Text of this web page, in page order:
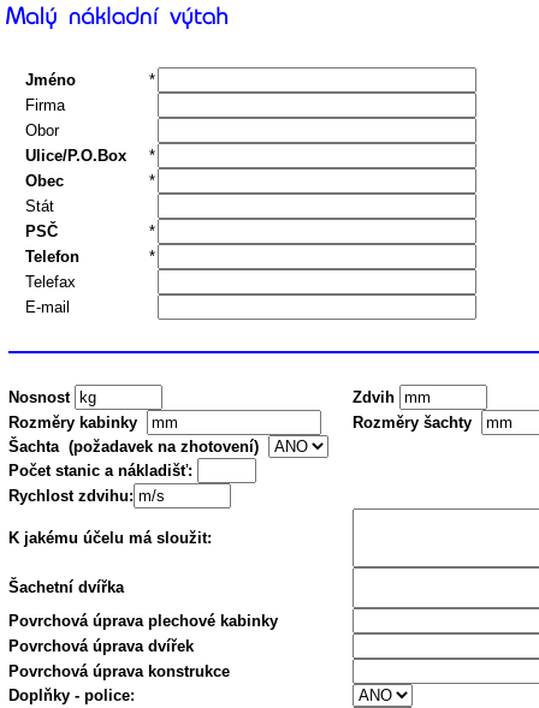
Jméno
*
Firma
Obor
Ulice/P.O.Box
*
Obec
*
Stát
PSČ
*
Telefon
*
Telefax
E-mail
Nosnost
Zdvih
Rozměry kabinky
Rozměry šachty
Šachta (požadavek na zhotovení)
Počet stanic a nákladišť:
Rychlost zdvihu:
K jakému účelu má sloužit:
Šachetní dvířka
Povrchová úprava plechové kabinky
Povrchová úprava dvířek
Povrchová úprava konstrukce
Doplňky - police: